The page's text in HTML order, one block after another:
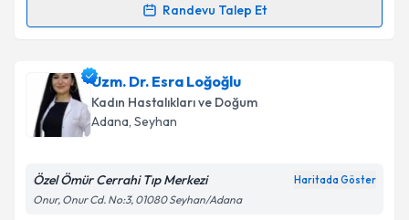
Kişisel verilerimin işlenmesine ilişkin
Metni'ni okudum ve kişisel verilerimin belirtilen
Takvim Talebini Gönder
Randevu Talep Et
Randevu Takvimi Talebi
Op. Dr. Kadriye Sapmaziçin randevu takvimi talebi
oluşturun. Size bu uzmandan randevu almanız için bir
takvim hazırlandığında e-posta ile bilgilendireceğiz.
Uzm. Dr. Esra Loğoğlu
Kadın Hastalıkları ve Doğum
Adana, Seyhan
Özel Ömür Cerrahi Tıp Merkezi Haritada Göster
Onur, Onur Cd. No:3, 01080 Seyhan/Adana